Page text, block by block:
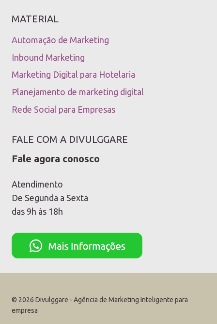
MATERIAL
Automação de Marketing
Inbound Marketing
Marketing Digital para Hotelaria
Planejamento de marketing digital
Rede Social para Empresas
FALE COM A DIVULGGARE
Fale agora conosco
Atendimento
De Segunda a Sexta
das 9h às 18h
© 2026 Divulggare - Agência de Marketing Inteligente para
empresa